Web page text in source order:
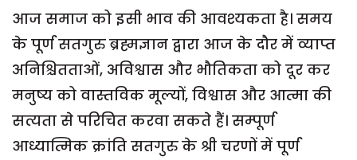
आज समाज को इसी भाव की आवश्यकता है। समय
के पूर्ण सतगुरु ब्रह्मज्ञान द्वारा आज के दौर में व्याप्त
अनिश्चितताओं, अविश्वास और भौतिकता को दूर कर
मनुष्य को वास्तविक मूल्यों, विश्वास और आत्मा की
सत्यता से परिचित करवा सकते हैं। सम्पूर्ण
आध्यात्मिक क्रांति सतगुरु के श्री चरणों में पूर्ण